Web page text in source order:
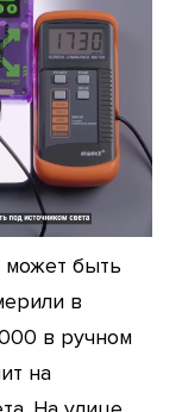
может быть
в
в ручном
на